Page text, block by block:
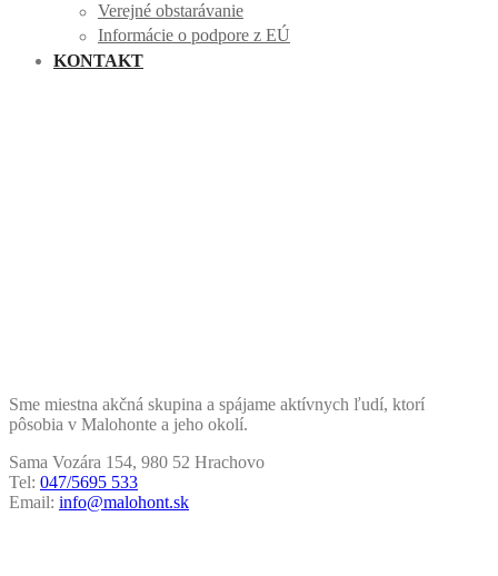
Verejné obstarávanie
Informácie o podpore z EÚ
KONTAKT
Sme miestna akčná skupina a spájame aktívnych ľudí, ktorí
pôsobia v Malohonte a jeho okolí.
Sama Vozára 154, 980 52 Hrachovo
Tel: 047/5695 533
Email: info@malohont.sk